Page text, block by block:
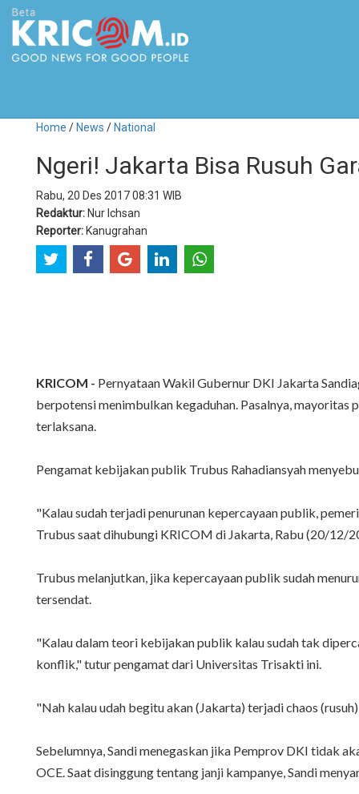
Home / News / National
Ngeri! Jakarta Bisa Rusuh
Rabu, 20 Des 2017 08:31 WIB
Redaktur: Nur Ichsan
Reporter: Kanugrahan
KRICOM - Pernyataan Wakil Gubernur DKI Jakarta
berpotensi menimbulkan kegaduhan. Pasalnya,
terlaksana.
Pengamat kebijakan publik Trubus Rahadiansyah
"Kalau sudah terjadi penurunan kepercayaan publik,
Trubus saat dihubungi KRICOM di Jakarta, Rabu (20/12/
Trubus melanjutkan, jika kepercayaan publik sudah
tersendat.
‎"Kalau dalam teori kebijakan publik kalau sudah tak
konflik," tutur pengamat dari Universitas Trisakti ini.
"Nah kalau udah begitu akan (Jakarta) terjadi chaos
Sebelumnya, Sandi menegaskan jika Pemprov DKI tidak
OCE. Saat disinggung tentang janji kampanye, Sandi